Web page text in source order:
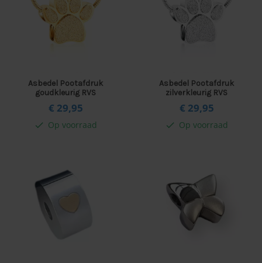
Asbedel Pootafdruk
goudkleurig RVS
€ 29,95
check Op voorraad
Asbedel Pootafdruk
zilverkleurig RVS
€ 29,95
check Op voorraad